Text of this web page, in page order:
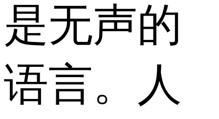
是无声的
语言。人